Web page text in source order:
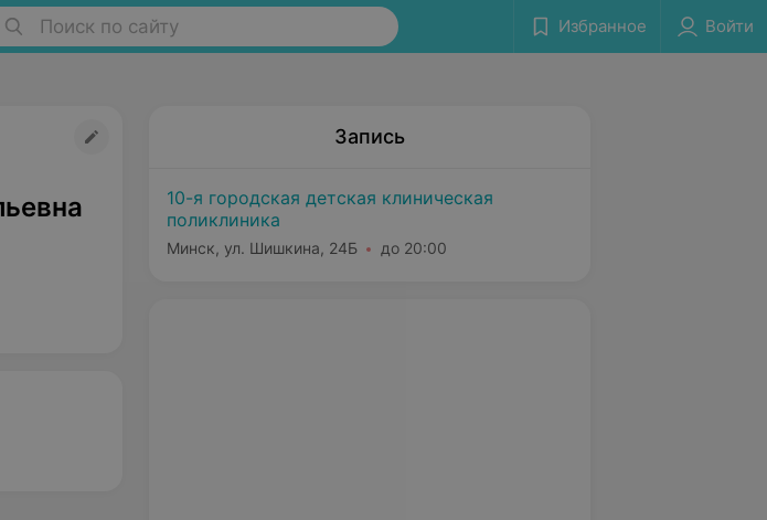
Поиск по сайту Избранное Войти
Запись
10-я городская детская клиническая
поликлиника
Минск, ул. Шишкина, 24Б до 20:00